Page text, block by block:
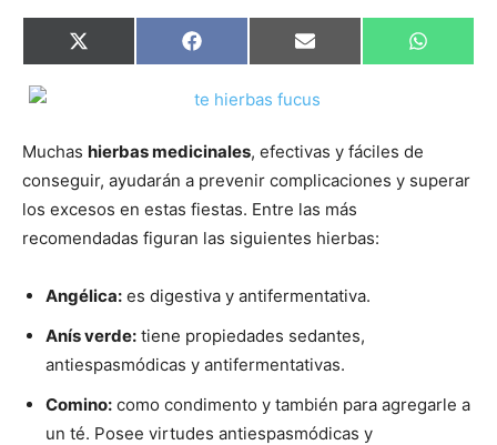
Compartir
en
X
(Twitter)
Compartir
en
Facebook Compartir
en
Email
en
Muchas hierbas medicinales, efectivas y fáciles de
conseguir, ayudarán a prevenir complicaciones y superar
los excesos en estas fiestas. Entre las más
recomendadas figuran las siguientes hierbas:
Angélica: es digestiva y antifermentativa.
Anís verde: tiene propiedades sedantes,
antiespasmódicas y antifermentativas.
Comino: como condimento y también para agregarle a
un té. Posee virtudes antiespasmódicas y